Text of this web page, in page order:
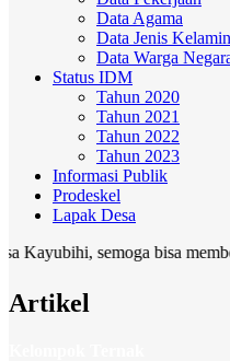
Data Agama
Data Jenis Kelamin
Data Warga
Status IDM
Tahun 2020
Tahun 2021
Tahun 2022
Tahun 2023
Informasi Publik
Prodeskel
Lapak Desa
semoga bisa memberi
Artikel